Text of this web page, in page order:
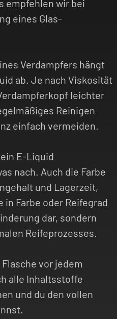
empfehlen wir bei
eines Glas-
Verdampfers hängt
ab. Je nach Viskosität
leichter
Reinigen
einfach vermeiden.
E-Liquid
nach. Auch die Farbe
und Lagerzeit,
Farbe oder Reifegrad
dar, sondern
Reifeprozesses.
vor jedem
alle Inhaltsstoffe
und du den vollen